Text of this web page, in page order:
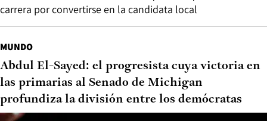
carrera por convertirse en la candidata local
MUNDO
Abdul El-Sayed: el progresista cuya victoria en
las primarias al Senado de Michigan
profundiza la división entre los demócratas